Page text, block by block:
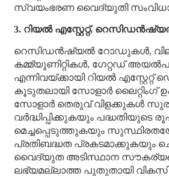
സ്വയംഭരണ വൈദ്യുതി
3. റിയൽ എസ്റ്റേറ്റ്,
റെസിഡൻഷ്യൽ റോഡുകൾ,
കമ്മ്യൂണിറ്റികൾ, ഗേറ്റഡ്
എന്നിവയ്‌ക്കായി റിയൽ എസ്റ്റേറ്റ്
കൂടുതലായി സോളാർ ലൈറ്റിംഗ്
സോളാർ തെരുവ് വിളക്കുകൾ
വർദ്ധിപ്പിക്കുകയും പദ്ധതിയുടെ
മെച്ചപ്പെടുത്തുകയും
പ്രതിബദ്ധത പ്രകടമാക്കുകയും
വൈദ്യുത അടിസ്ഥാന
ലഭ്യമല്ലാത്ത പുതുതായി